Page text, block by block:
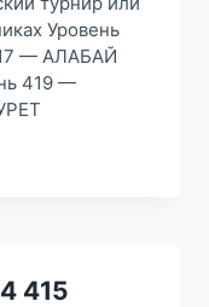
Уровень
— АЛАБАЙ
419 —
415